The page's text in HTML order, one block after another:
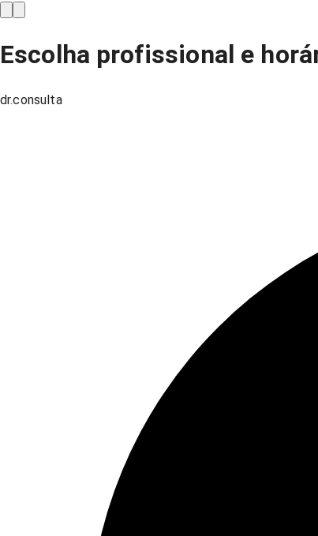
Escolha profissional e
dr.consulta